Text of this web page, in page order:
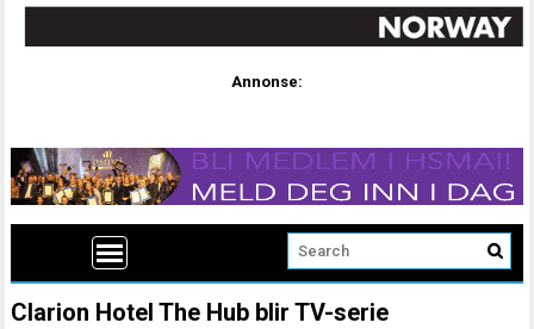
Annonse:
Clarion Hotel The Hub blir TV-serie